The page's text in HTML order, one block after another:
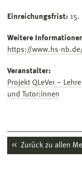
Einreichungsfrist: 15.
Weitere
https://www.hs-
Veranstalter:
Projekt QLeVer –
und Tutor:innen
Zurück zu allen